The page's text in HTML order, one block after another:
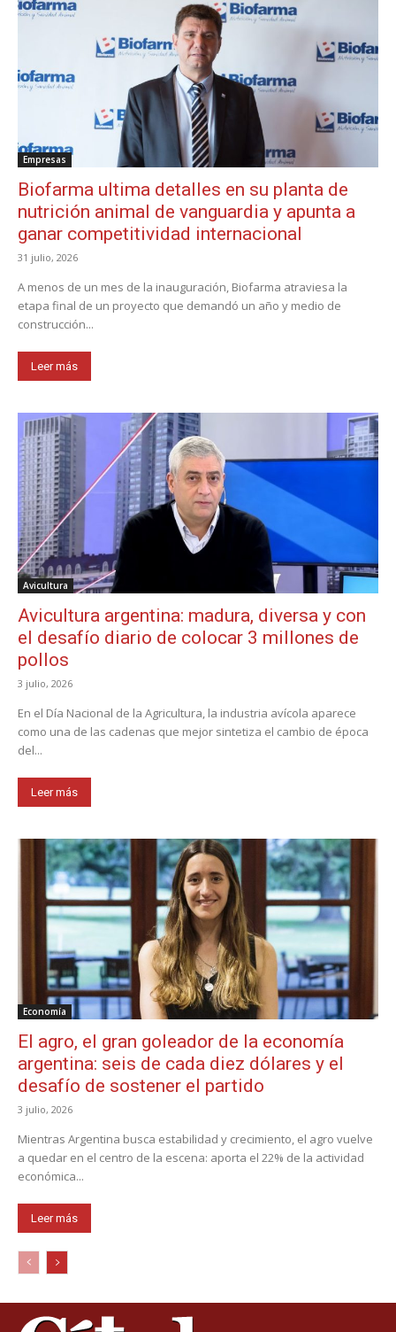
Empresas
Biofarma ultima detalles en su planta de
nutrición animal de vanguardia y apunta a
ganar competitividad internacional
31 julio, 2026
A menos de un mes de la inauguración, Biofarma atraviesa la
etapa final de un proyecto que demandó un año y medio de
construcción...
Leer más
Avicultura
Avicultura argentina: madura, diversa y con
el desafío diario de colocar 3 millones de
pollos
3 julio, 2026
En el Día Nacional de la Agricultura, la industria avícola aparece
como una de las cadenas que mejor sintetiza el cambio de época
del...
Leer más
Economía
El agro, el gran goleador de la economía
argentina: seis de cada diez dólares y el
desafío de sostener el partido
3 julio, 2026
Mientras Argentina busca estabilidad y crecimiento, el agro vuelve
a quedar en el centro de la escena: aporta el 22% de la actividad
económica...
Leer más